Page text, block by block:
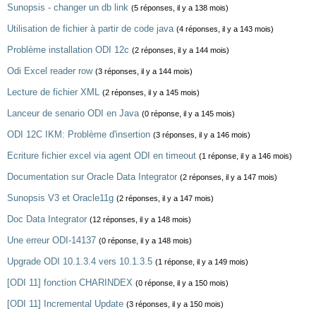
Sunopsis - changer un db link (5 réponses, il y a 138 mois)
Utilisation de fichier à partir de code java (4 réponses, il y a 143 mois)
Problème installation ODI 12c (2 réponses, il y a 144 mois)
Odi Excel reader row (3 réponses, il y a 144 mois)
Lecture de fichier XML (2 réponses, il y a 145 mois)
Lanceur de senario ODI en Java (0 réponse, il y a 145 mois)
ODI 12C IKM: Problème d'insertion (3 réponses, il y a 146 mois)
Ecriture fichier excel via agent ODI en timeout (1 réponse, il y a 146 mois)
Documentation sur Oracle Data Integrator (2 réponses, il y a 147 mois)
Sunopsis V3 et Oracle11g (2 réponses, il y a 147 mois)
Doc Data Integrator (12 réponses, il y a 148 mois)
Une erreur ODI-14137 (0 réponse, il y a 148 mois)
Upgrade ODI 10.1.3.4 vers 10.1.3.5 (1 réponse, il y a 149 mois)
[ODI 11] fonction CHARINDEX (0 réponse, il y a 150 mois)
[ODI 11] Incremental Update (3 réponses, il y a 150 mois)